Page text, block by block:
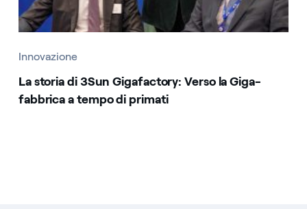
Innovazione
La storia di 3Sun Gigafactory: Verso la Giga-
fabbrica a tempo di primati